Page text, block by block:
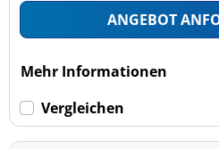
ANGEBOT
Mehr Informationen
Vergleichen